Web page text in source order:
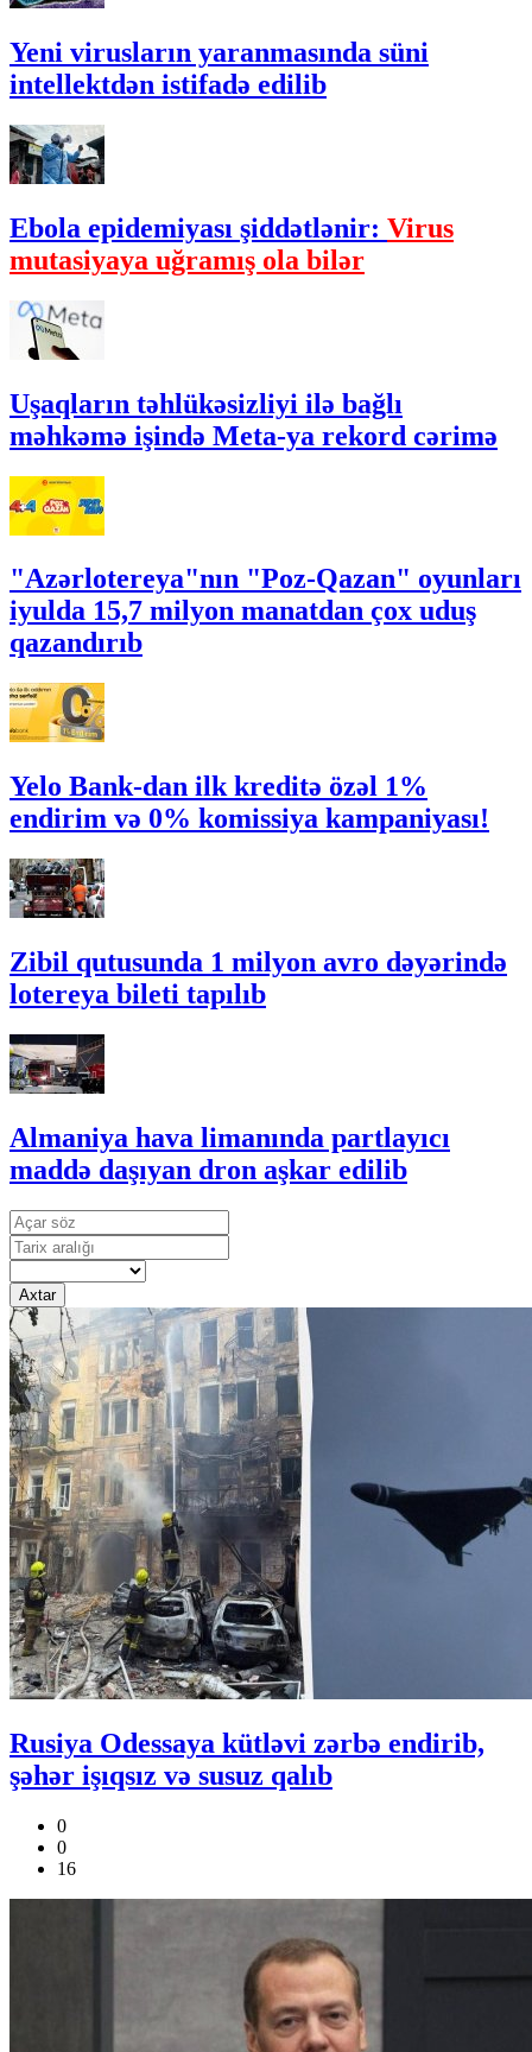
Yeni virusların yaranmasında süni
intellektdən istifadə edilib
Ebola epidemiyası şiddətlənir: Virus
mutasiyaya uğramış ola bilər
Uşaqların təhlükəsizliyi ilə bağlı
məhkəmə işində Meta-ya rekord cərimə
"Azərlotereya"nın "Poz-Qazan" oyunları
iyulda 15,7 milyon manatdan çox uduş
qazandırıb
Yelo Bank-dan ilk kreditə özəl 1%
endirim və 0% komissiya kampaniyası!
Zibil qutusunda 1 milyon avro dəyərində
lotereya bileti tapılıb
Almaniya hava limanında partlayıcı
maddə daşıyan dron aşkar edilib
Axtar
Rusiya Odessaya kütləvi zərbə endirib,
şəhər işıqsız və susuz qalıb
0
0
16